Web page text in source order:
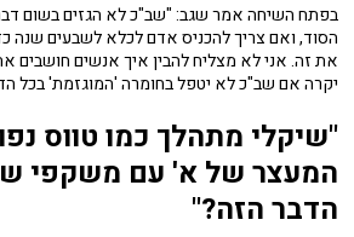
בפתח השיחה אמר שגב: "שב"כ לא הגזים בשום
הסוד, ואם צריך להכניס אדם לכלא לשבעים שנה
את זה. אני לא מצליח להבין איך אנשים חושבים
יקרה אם שב"כ לא יטפל בחומרה 'המוגזמת' בכל
"שיקלי מתהלך כמו טווס
המעצר של א' עם משקפי
הדבר הזה?"